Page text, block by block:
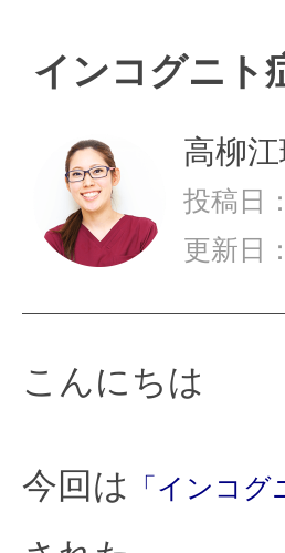
インコグニト
高柳
投稿日
更新日
こんにちは
今回は 「インコグ